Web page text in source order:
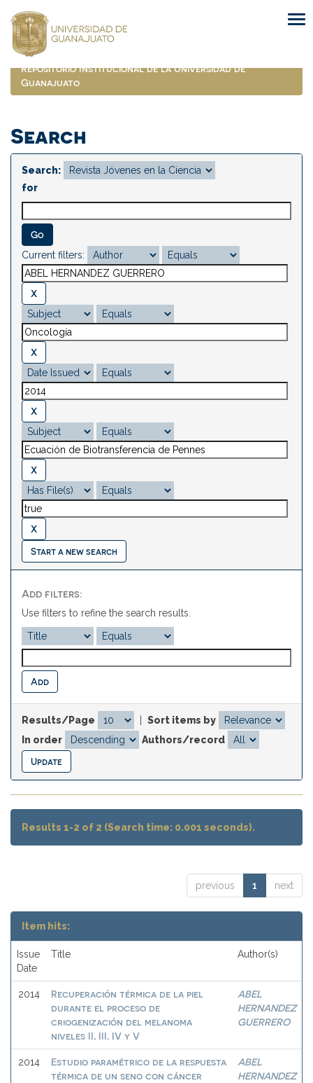
navigation
Repositorio Institucional de la Universidad de
Guanajuato
Search
Search:
for
Current filters:
Start a new search
Add filters:
Use filters to refine the search results.
Results/Page
Sort items by
In order
Authors/record
Results 1-2 of 2 (Search time: 0.001 seconds).
previous 1 next
Item hits:
Issue
Date
Title Author(s)
2014
Recuperación térmica de la piel
durante el proceso de
criogenización del melanoma
niveles II, III, IV y V
ABEL
HERNANDEZ
GUERRERO
2014
Estudio paramétrico de la respuesta
térmica de un seno con cáncer
ABEL
HERNANDEZ